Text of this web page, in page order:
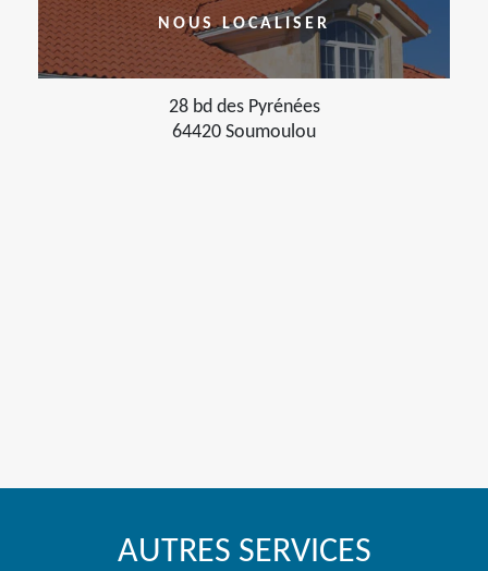
NOUS LOCALISER
28 bd des Pyrénées
64420 Soumoulou
AUTRES SERVICES